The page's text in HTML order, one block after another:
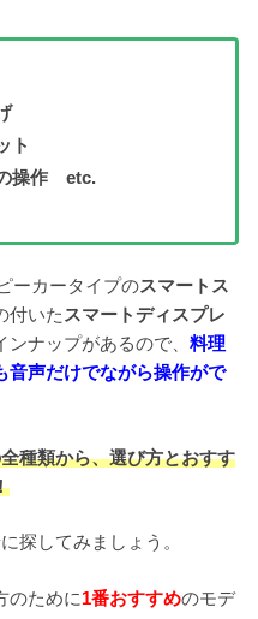
ト
操作 etc.
ーカータイプのスマートス
付いた スマートディスプレ
ナップがあるので、 料理
音声だけでながら操作がで
種類から、選び方とおすす
探してみましょう。
のために1番おすすめのモデ